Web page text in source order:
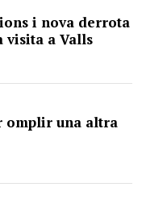
i nova derrota
visita a Valls
omplir una altra